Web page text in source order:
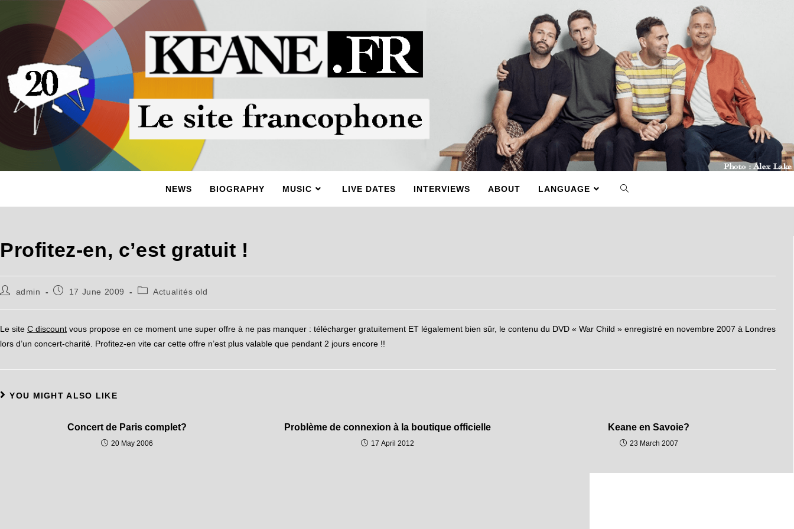
NEWS BIOGRAPHY MUSIC LIVE DATES INTERVIEWS ABOUT LANGUAGE
Profitez-en, c’est gratuit !
admin 17 June 2009 Actualités old
Le site C discount vous propose en ce moment une super offre à ne pas manquer : télécharger gratuitement ET légalement bien sûr, le contenu du DVD « War Child » enregistré en novembre 2007 à Londres
lors d’un concert-charité. Profitez-en vite car cette offre n’est plus valable que pendant 2 jours encore !!
YOU MIGHT ALSO LIKE
Concert de Paris complet?
20 May 2006
Problème de connexion à la boutique officielle
17 April 2012
Keane en Savoie?
23 March 2007